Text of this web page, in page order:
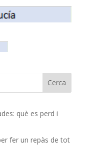
què es perd i
fer un repàs de tot